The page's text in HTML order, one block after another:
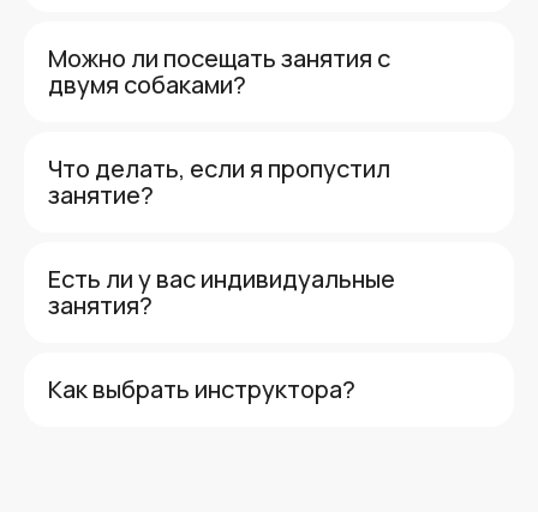
Можно ли посещать занятия с
двумя собаками?
Что делать, если я пропустил
занятие?
Есть ли у вас индивидуальные
занятия?
Как выбрать инструктора?